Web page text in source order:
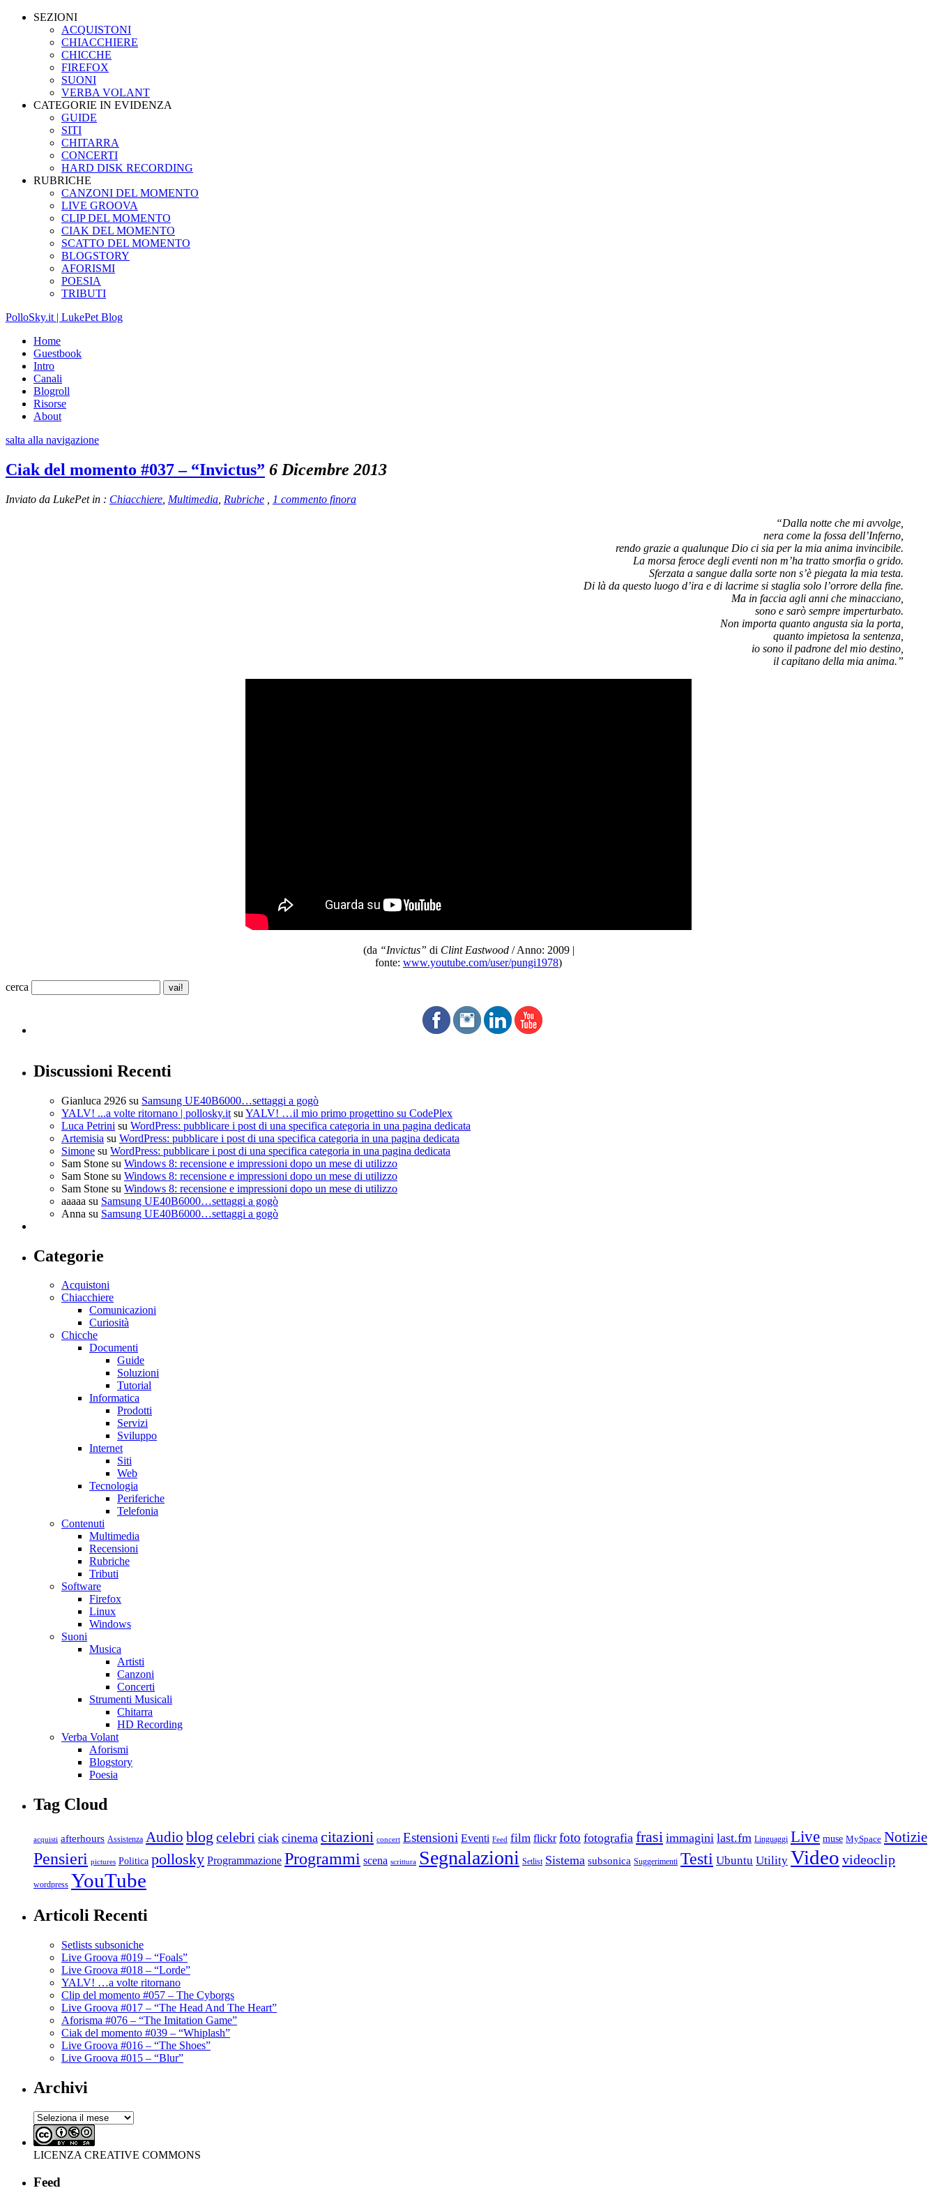
SEZIONI
ACQUISTONI
CHIACCHIERE
CHICCHE
FIREFOX
SUONI
VERBA VOLANT
CATEGORIE IN EVIDENZA
GUIDE
SITI
CHITARRA
CONCERTI
HARD DISK RECORDING
RUBRICHE
CANZONI DEL MOMENTO
LIVE GROOVA
CLIP DEL MOMENTO
CIAK DEL MOMENTO
SCATTO DEL MOMENTO
BLOGSTORY
AFORISMI
POESIA
TRIBUTI
PolloSky.it | LukePet Blog
Home
Guestbook
Intro
Canali
Blogroll
Risorse
About
salta alla navigazione
Ciak del momento #037 – “Invictus” 6 Dicembre 2013
Inviato da LukePet in : Chiacchiere Multimedia Rubriche
1 commento finora
“Dalla notte che mi avvolge,
nera come la fossa dell’Inferno,
rendo grazie a qualunque Dio ci sia per la mia anima invincibile.
La morsa feroce degli eventi non m’ha tratto smorfia o grido.
Sferzata a sangue dalla sorte non s’è piegata la mia testa.
Di là da questo luogo d’ira e di lacrime si staglia solo l’orrore della fine.
Ma in faccia agli anni che minacciano,
sono e sarò sempre imperturbato.
Non importa quanto angusta sia la porta,
quanto impietosa la sentenza,
io sono il padrone del mio destino,
il capitano della mia anima.”
(da “Invictus” di Clint Eastwood/ Anno: 2009 |
fonte: www.youtube.com/user/pungi1978)
cerca
Discussioni Recenti
Gianluca 2926 su Samsung UE40B6000…settaggi a gogò
YALV! ...a volte ritornano | pollosky.it su YALV! …il mio primo progettino su CodePlex
Luca Petrini su WordPress: pubblicare i post di una specifica categoria in una pagina dedicata
Artemisia su WordPress: pubblicare i post di una specifica categoria in una pagina dedicata
Simone su WordPress: pubblicare i post di una specifica categoria in una pagina dedicata
Sam Stone su Windows 8: recensione e impressioni dopo un mese di utilizzo
Sam Stone su Windows 8: recensione e impressioni dopo un mese di utilizzo
Sam Stone su Windows 8: recensione e impressioni dopo un mese di utilizzo
aaaaa su Samsung UE40B6000…settaggi a gogò
Anna su Samsung UE40B6000…settaggi a gogò
Categorie
Acquistoni
Chiacchiere
Comunicazioni
Curiosità
Chicche
Documenti
Guide
Soluzioni
Tutorial
Informatica
Prodotti
Servizi
Sviluppo
Internet
Siti
Web
Tecnologia
Periferiche
Telefonia
Contenuti
Multimedia
Recensioni
Rubriche
Tributi
Software
Firefox
Linux
Windows
Suoni
Musica
Artisti
Canzoni
Concerti
Strumenti Musicali
Chitarra
HD Recording
Verba Volant
Aforismi
Blogstory
Poesia
Tag Cloud
acquisti afterhours Assistenza Audio blog celebri ciak cinema citazioni concert Estensioni Eventi Feed film flickr foto fotografia frasi immagini last.fm Linguaggi Live muse MySpace Notizie
Pensieri pictures Politica pollosky Programmazione Programmi scena scrittura Segnalazioni Setlist Sistema subsonica Suggerimenti Testi Ubuntu Utility Video videoclip
wordpress YouTube
Articoli Recenti
Setlists subsoniche
Live Groova #019 – “Foals”
Live Groova #018 – “Lorde”
YALV! …a volte ritornano
Clip del momento #057 – The Cyborgs
Live Groova #017 – “The Head And The Heart”
Aforisma #076 – “The Imitation Game”
Ciak del momento #039 – “Whiplash”
Live Groova #016 – “The Shoes”
Live Groova #015 – “Blur”
Archivi
Archivi
LICENZA CREATIVE COMMONS
Feed